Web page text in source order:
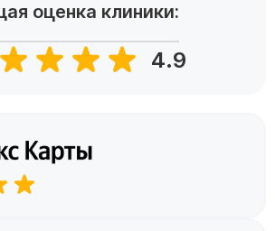
оценка клиники:
4.9